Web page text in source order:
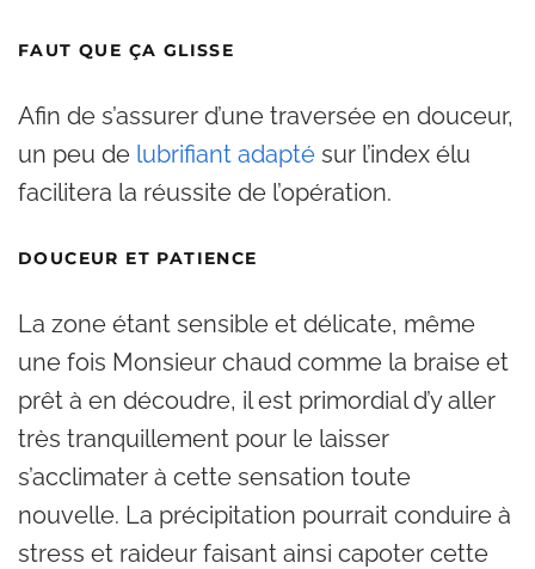
FAUT QUE ÇA GLISSE
Afin de s’assurer d’une traversée en douceur,
un peu de lubrifiant adapté sur l’index élu
facilitera la réussite de l’opération.
DOUCEUR ET PATIENCE
La zone étant sensible et délicate, même
une fois Monsieur chaud comme la braise et
prêt à en découdre, il est primordial d’y aller
très tranquillement pour le laisser
s’acclimater à cette sensation toute
nouvelle. La précipitation pourrait conduire à
stress et raideur faisant ainsi capoter cette